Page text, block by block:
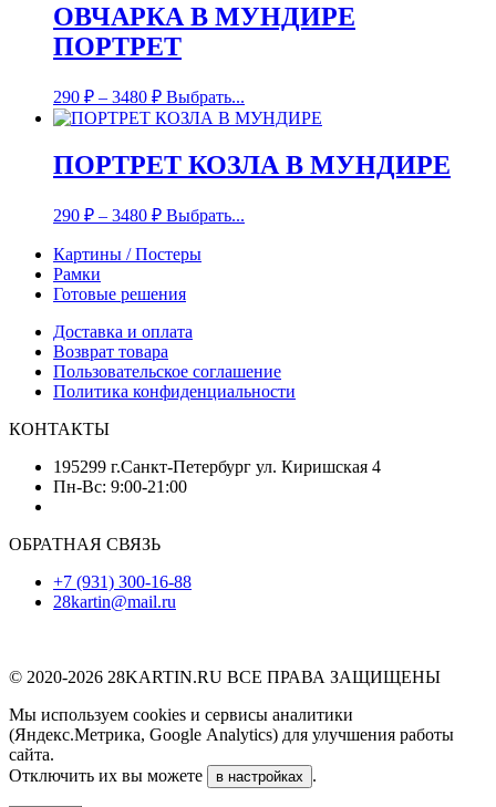
ОВЧАРКА В МУНДИРЕ
ПОРТРЕТ
290 ₽ – 3480 ₽ Выбрать...
ПОРТРЕТ КОЗЛА В МУНДИРЕ
290 ₽ – 3480 ₽ Выбрать...
Картины / Постеры
Рамки
Готовые решения
Доставка и оплата
Возврат товара
Пользовательское соглашение
Политика конфиденциальности
КОНТАКТЫ
195299 г.Санкт-Петербург ул. Киришская 4
Пн-Вс: 9:00-21:00
ОБРАТНАЯ СВЯЗЬ
+7 (931) 300-16-88
28kartin@mail.ru
© 2020-2026 28KARTIN.RU ВСЕ ПРАВА ЗАЩИЩЕНЫ
Мы используем cookies и сервисы аналитики
(Яндекс.Метрика, Google Analytics) для улучшения работы
сайта.
Отключить их вы можете
в настройках .